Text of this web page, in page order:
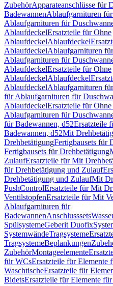
ZubehörApparateanschlüsse für
BadewannenAblaufgarnituren
Ablaufgarnituren für
AblaufdeckelErsatzteile für Ohne
AblaufdeckelAblaufdeckel
AblaufdeckelAblaufgarnituren
Ablaufgarnituren für
AblaufdeckelErsatzteile für Ohne
AblaufdeckelAblaufdeckel
AblaufdeckelAblaufgarnituren
für Ablaufgarnituren für
AblaufdeckelErsatzteile für
Ablaufgarnituren für
für Badewannen, d52Ersatzteile
Badewannen, d52Mit
DrehbetätigungFertigbausets für
Fertigbausets für Drehbetätigung
ZulaufErsatzteile für Mit
für Drehbetätigung und Zulauf
Drehbetätigung und ZulaufMit
PushControlErsatzteile für Mit
VentilstopfenErsatzteile für Mit
Ablaufgarnituren für
BadewannenAnschlusssets
SpülsystemeGeberit Duofix
SystemwändeTragsysteme
TragsystemeBeplankungen
ZubehörMontageelemente
für WCsErsatzteile für Elemente
WaschtischeErsatzteile für
BidetsErsatzteile für Elemente